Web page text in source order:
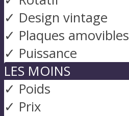
✓ Design vintage
✓ Plaques amovibles
✓ Puissance
LES MOINS
✓ Poids
✓ Prix